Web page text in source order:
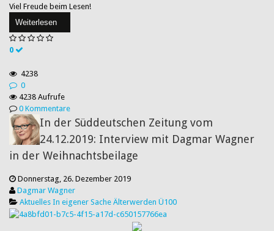
Viel Freude beim Lesen!
Weiterlesen
0
4238
0
4238 Aufrufe
0 Kommentare
In der Süddeutschen Zeitung vom
24.12.2019: Interview mit Dagmar Wagner
in der Weihnachtsbeilage
Donnerstag, 26. Dezember 2019
Dagmar Wagner
Aktuelles In eigener Sache Älterwerden Ü100